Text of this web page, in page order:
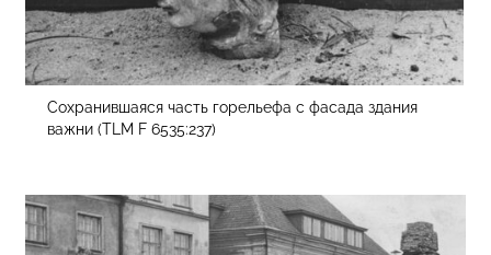
Сохранившаяся часть горельефа с фасада здания
важни (TLM F 6535:237)